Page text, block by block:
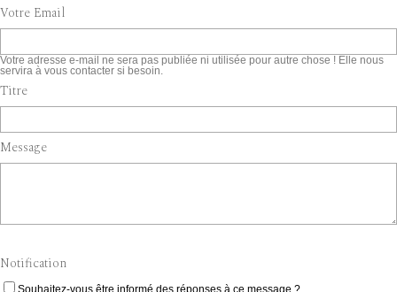
Votre Email
Votre adresse e-mail ne sera pas publiée ni utilisée pour autre chose ! Elle nous
servira à vous contacter si besoin.
Titre
Message
Notification
Souhaitez-vous être informé des réponses à ce message ?